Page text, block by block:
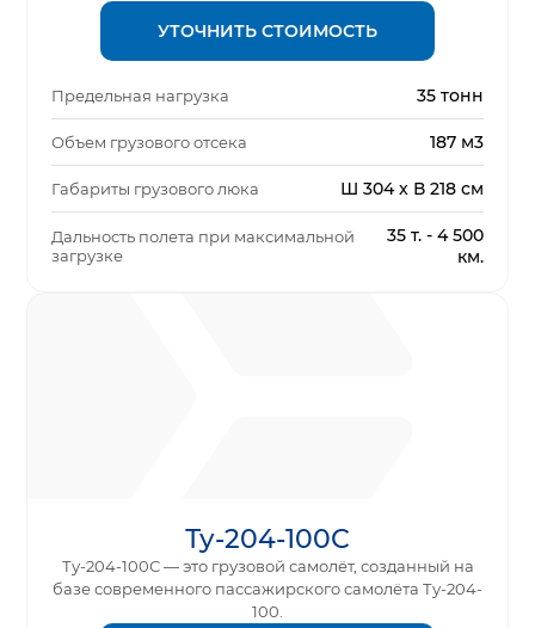
УТОЧНИТЬ СТОИМОСТЬ
Предельная нагрузка 35 тонн
Объем грузового отсека 187 м3
Габариты грузового люка Ш 304 x В 218 см
Дальность полета при максимальной
загрузке
35 т. - 4 500
км.
Ту-204-100С
Ту-204-100С — это грузовой самолёт, созданный на
базе современного пассажирского самолёта Ту-204-
100.